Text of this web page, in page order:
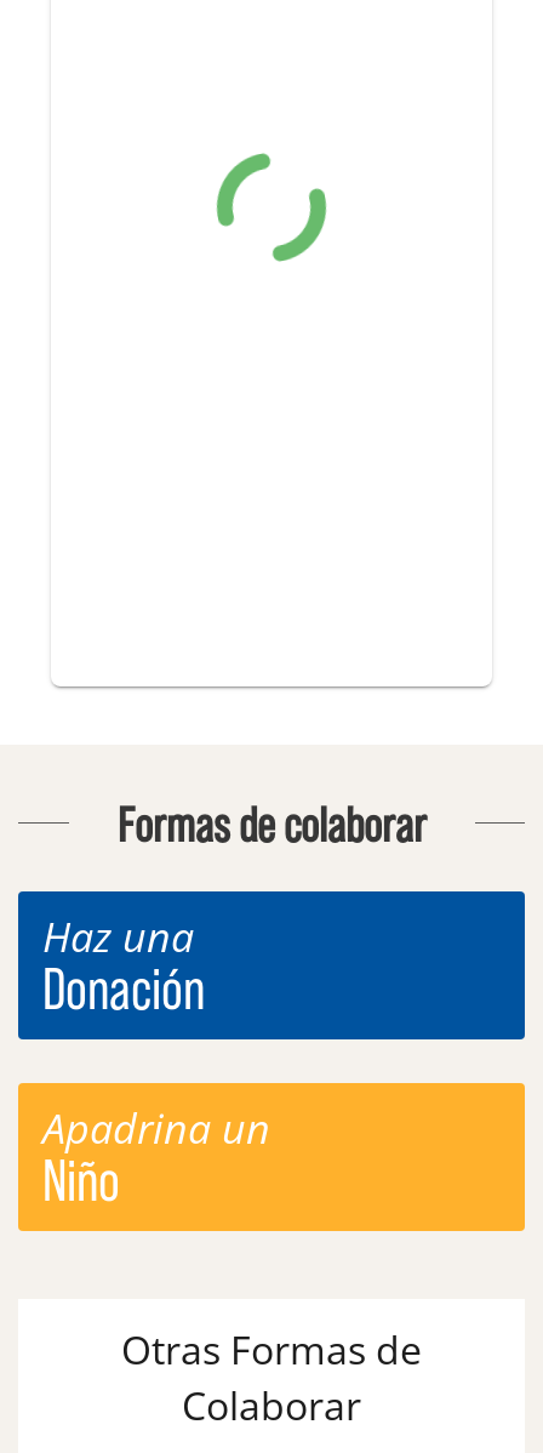
Formas de colaborar
Haz una
Donación
Apadrina un
Niño
Otras Formas de
Colaborar